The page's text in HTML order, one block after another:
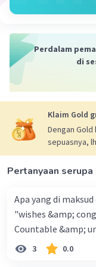
demokrasi
Konsep ini
yang kuat
presiden.
4. Dampak
yang besar
terpimpin,
Kesimpulan:
Perdalam
di
Klaim Gold
Dengan
sepuasnya,
Pertanyaan serupa
Apa yang di
"wishes &amp;
3 0.0